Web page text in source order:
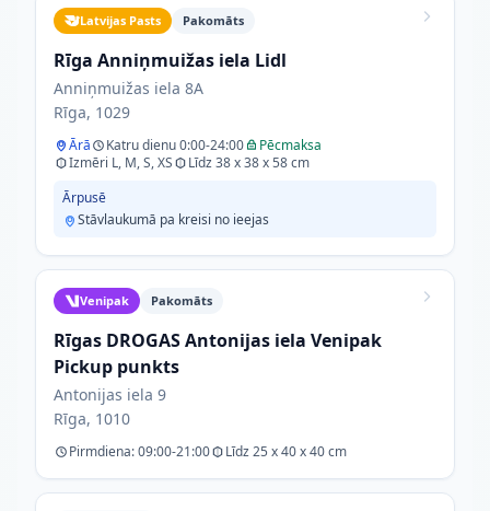
Latvijas Pasts Pakomāts
Rīga Anniņmuižas iela Lidl
Anniņmuižas iela 8A
Rīga, 1029
Ārā Katru dienu 0:00-24:00
Pēcmaksa
Izmēri L, M, S, XS
Līdz 38 x 38 x 58 cm
Ārpusē
Stāvlaukumā pa kreisi no ieejas
Venipak Pakomāts
Rīgas DROGAS Antonijas iela Venipak
Pickup punkts
Antonijas iela 9
Rīga, 1010
Pirmdiena: 09:00-21:00 Līdz 25 x 40 x 40 cm